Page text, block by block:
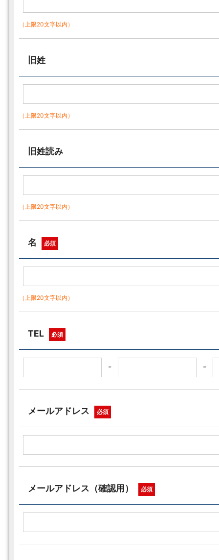
（上限20文字以内）
旧姓
（上限20文字以内）
旧姓読み
（上限20文字以内）
名 必須
（上限20文字以内）
TEL 必須
- -
メールアドレス 必須
メールアドレス（確認用） 必須